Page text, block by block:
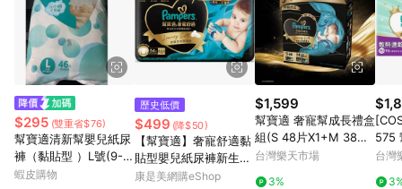
由網頁版(電腦版/手機版網頁)切換為App都將會造成追蹤中斷而
無法進行 LINE POINTS 回饋。 (5) LINE 購物為購物資訊整合性
平台，商品資料更新會有時間差，如顯示之商品規格、顏色、價
位、贈品與台灣樂天市場銷售網頁不符，以銷售網頁標示為準。
(6) 導購訂單已逾 365 天，根據台灣樂天回饋規定，逾期訂單將
不符合回饋資格。 (7) 若上述或其他原因，致使消費者無接收到
點數回饋或點數回饋有爭議，台灣樂天市場保有更改條款與法律
追訴之權利，活動詳情以樂天市場網站公告為準。
$295 (雙重省$76)
幫寶適清新幫嬰兒紙尿
褲（黏貼型 ）L號(9-1
4公斤)46片
蝦皮購物
歷史低價
$499 (降$50)
【幫寶適】奢寵舒適黏
貼型嬰兒紙尿褲新生兒
54片
康是美網購eShop
$1,599
幫寶適 奢寵幫成長禮盒
組(S 48片X1+M 38片
X2) 彌月送禮★衛立兒
台灣樂天市場
3%
575
熱拉
台灣